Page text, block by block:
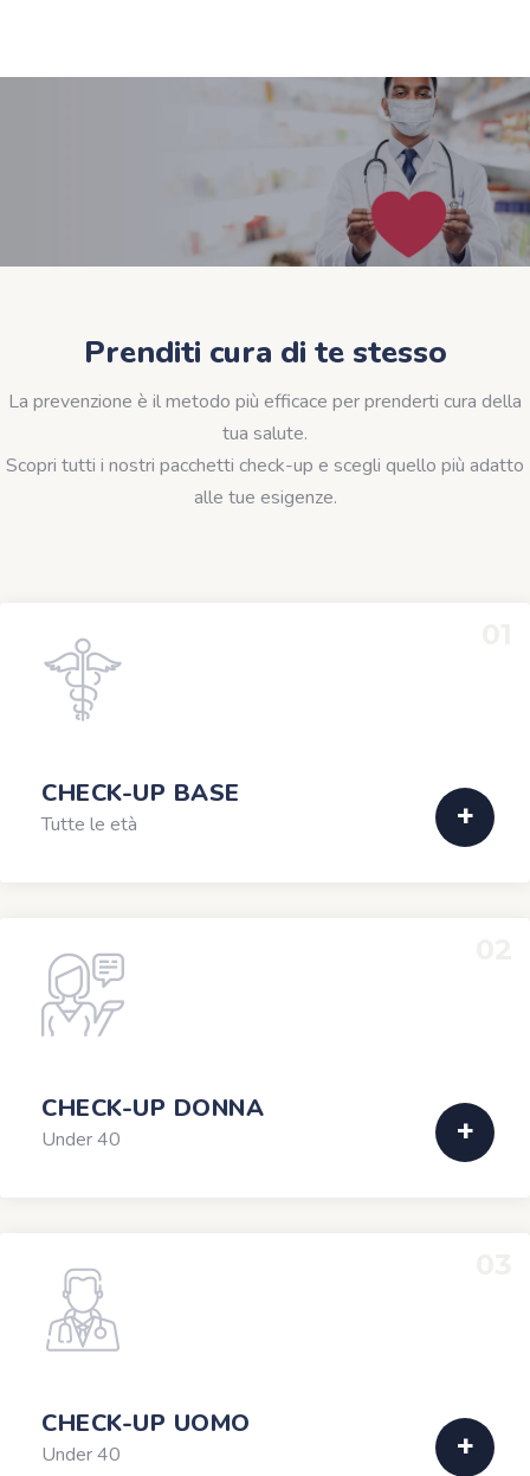
Prenditi cura di te stesso
La prevenzione è il metodo più efficace per prenderti cura della
tua salute.
Scopri tutti i nostri pacchetti check-up e scegli quello più adatto
alle tue esigenze.
CHECK-UP BASE
Tutte le età
CHECK-UP DONNA
Under 40
CHECK-UP UOMO
Under 40